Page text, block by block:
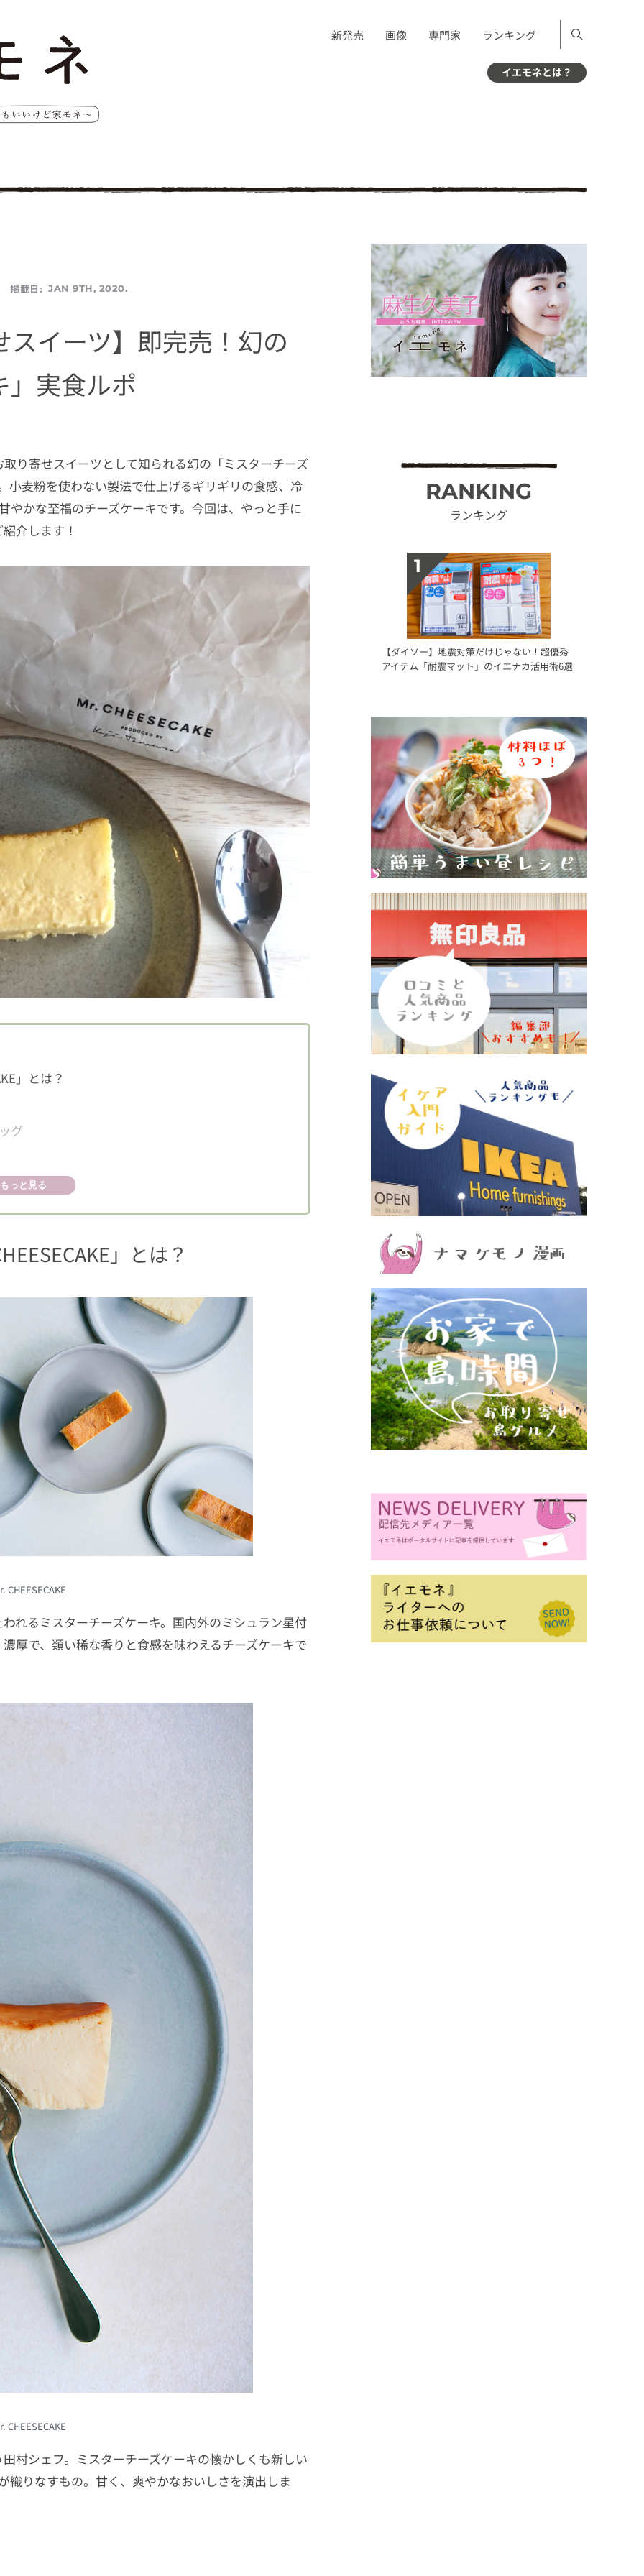
新発売 画像 専門家 ランキング
イエモネとは？
掲載日: JAN 9TH, 2020.
イーツ】即完売！幻の
」実食ルポ
り寄せスイーツとして知られる幻の「ミスターチーズ
小麦粉を使わない製法で仕上げるギリギリの食感、冷
かな至福のチーズケーキです。今回は、やっと手に
介します！
」とは？
グ
！
きる
もっと見る
」とは？
CHEESECAKE
れるミスターチーズケーキ。国内外のミシュラン星付
厚で、類い稀な香りと食感を味わえるチーズケーキで
CHEESECAKE
村シェフ。ミスターチーズケーキの懐かしくも新しい
織りなすもの。甘く、爽やかなおいしさを演出しま
RANKING
ランキング
【ダイソー】地震対策だけじゃない！超優秀
アイテム「耐震マット」のイエナカ活用術6選